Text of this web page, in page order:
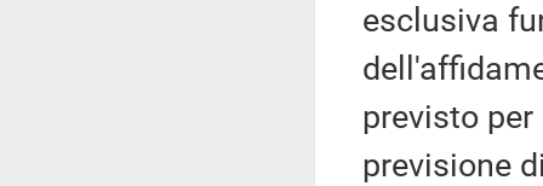
esclusiva
previsto
previsione